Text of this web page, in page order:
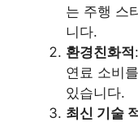
는 주행 스
니다.
환경친화적
연료 소비
있습니다.
최신 기술